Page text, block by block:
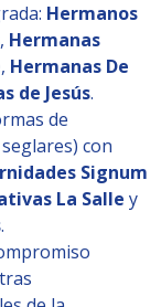
Hermanos
, Hermanas
, Hermanas De
de Jesús.
de
con
Signum
La Salle y
.